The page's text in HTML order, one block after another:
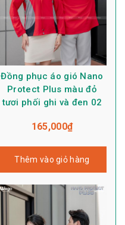
Đồng phục áo gió Nano
Protect Plus màu đỏ
tươi phối ghi và đen 02
165,000₫
Thêm vào giỏ hàng